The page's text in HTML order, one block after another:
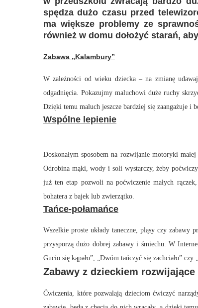
spędza dużo czasu przed
ma większe problemy ze
również w domu dołożyć starań,
Zabawa „Kalambury”
W zależności od wieku dziecka – na zmianę
odgadnięcia. Pokazujmy maluchowi duże ruchy
Dzięki temu maluch jeszcze bardziej się zaangażuje i
Wspólne lepienie
Doskonałym sposobem na rozwijanie motoryki
Odrobina mąki, wody i soli wystarczy, żeby
już ten etap pozwoli na poćwiczenie małych
bohatera z bajek lub zwierzątko.
Tańce-połamańce
Wszelkie proste układy taneczne, pląsy czy
przysporzą dużo dobrej zabawy i śmiechu. W
Gucio się kąpało”, „Dwóm tańczyć się zachciało” czy
Zabawy z dzieckiem rozwijające
Ćwiczenia, które pozwalają dzieciom ćwiczyć